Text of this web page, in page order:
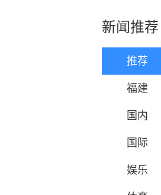
新闻推荐
推荐
福建
国内
国际
娱乐